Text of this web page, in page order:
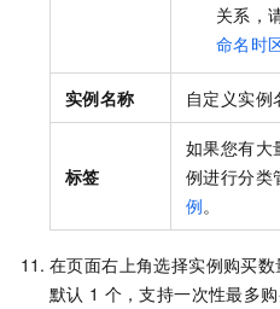
关系，
命名时
实例名称 自定义实例
标签
如果您有大
例进行分类
例。
在页面右上角选择实例购买数
默认 1 个，支持一次性最多